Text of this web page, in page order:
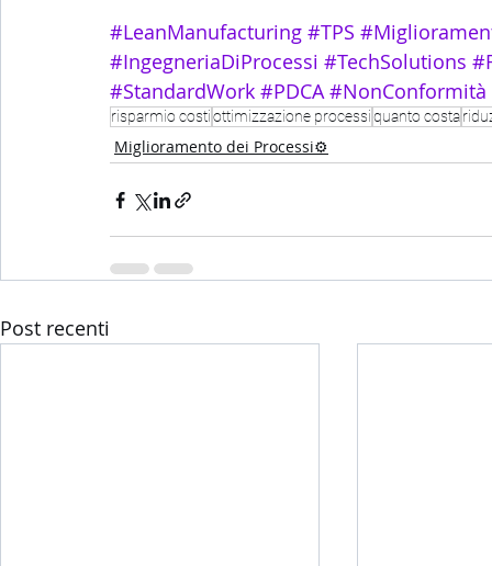
#LeanManufacturing #TPS
#IngegneriaDiProcessi #TechSolutions
#StandardWork #PDCA #NonConformità
risparmio costiottimizzazione processiquanto costa
Miglioramento dei Processi⚙️
Post recenti